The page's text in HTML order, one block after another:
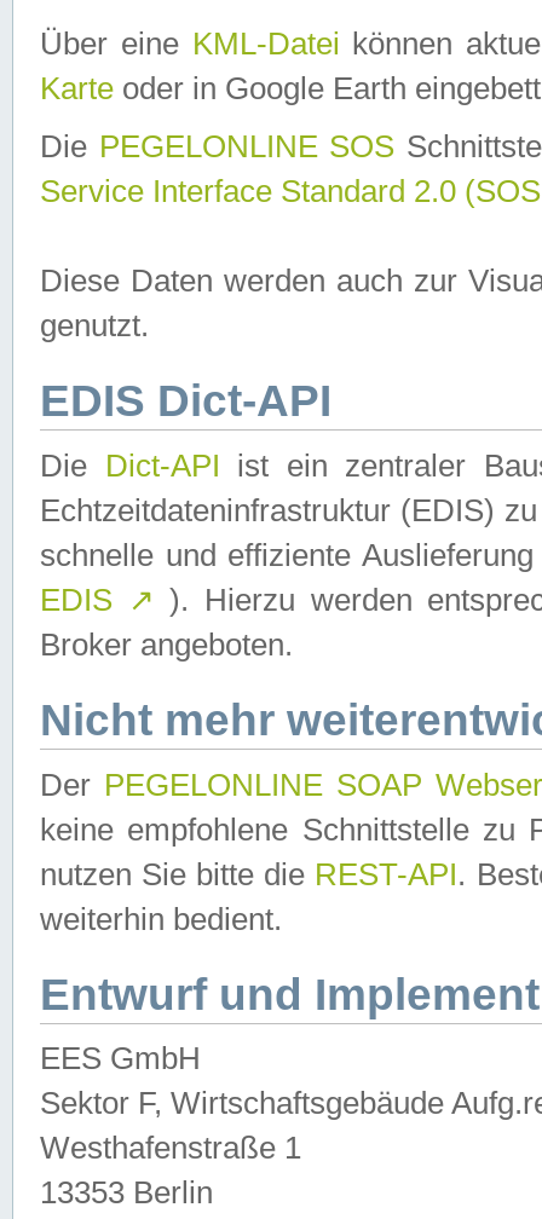
Über eine KML-Datei können
Karte oder in Google Earth
Die PEGELONLINE SOS
Service Interface Standard 2.0
Diese Daten werden auch zur
genutzt.
EDIS Dict-API
Die Dict-API ist ein zentraler
Echtzeitdateninfrastruktur (EDIS)
schnelle und effiziente
EDIS ↗ ). Hierzu werden
Broker angeboten.
Nicht mehr
Der PEGELONLINE SOAP
keine empfohlene Schnittstelle zu
nutzen Sie bitte die REST-API.
weiterhin bedient.
Entwurf und
EES GmbH
Sektor F, Wirtschaftsgebäude
Westhafenstraße 1
13353 Berlin